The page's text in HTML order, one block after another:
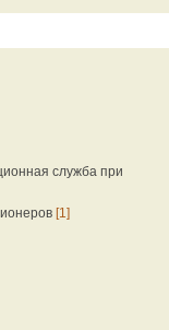
служба при
[1]